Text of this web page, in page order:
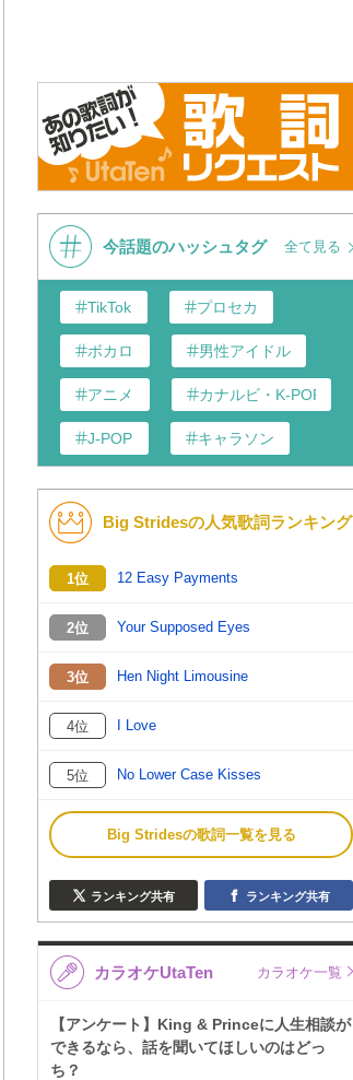
今話題のハッシュタグ 全て見る
TikTok プロセカ
ボカロ 男性アイドル
アニメ カナルビ・K-POP和訳
J-POP キャラソン
K-POP バンド
演歌・歌謡 洋楽
VTuber
Big Stridesの人気歌詞ランキング
1位 12 Easy Payments
2位 Your Supposed Eyes
3位 Hen Night Limousine
4位 I Love
5位 No Lower Case Kisses
Big Stridesの歌詞一覧を見る
ランキング共有 ランキング共有
カラオケUtaTen カラオケ一覧
【アンケート】King & Princeに人生相談が
できるなら、話を聞いてほしいのはどっ
ち？